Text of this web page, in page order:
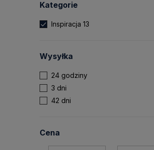
Kategorie
Inspiracja 13
Wysyłka
24 godziny
3 dni
42 dni
Cena